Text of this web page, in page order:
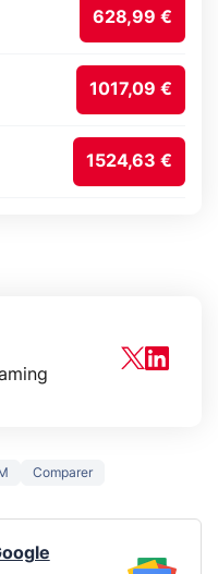
628,99 €
1017,09 €
1524,63 €
Comparer